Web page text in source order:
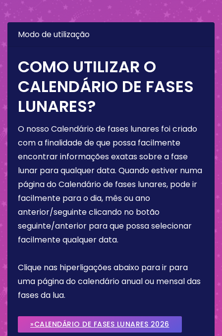
Modo de utilização
COMO UTILIZAR O
CALENDÁRIO DE FASES
LUNARES?
O nosso Calendário de fases lunares foi criado
com a finalidade de que possa facilmente
encontrar informações exatas sobre a fase
lunar para qualquer data. Quando estiver numa
página do Calendário de fases lunares, pode ir
facilmente para o dia, mês ou ano
anterior/seguinte clicando no botão
seguinte/anterior para que possa selecionar
facilmente qualquer data.
Clique nas hiperligações abaixo para ir para
uma página do calendário anual ou mensal das
fases da lua.
»CALENDÁRIO DE FASES LUNARES 2026